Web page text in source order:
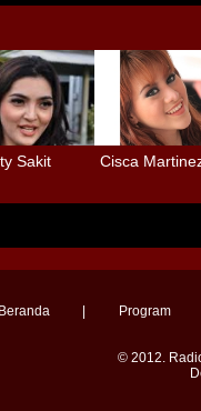
Sakit
Cisca
Tidak mau
Beranda Program
© 2012.